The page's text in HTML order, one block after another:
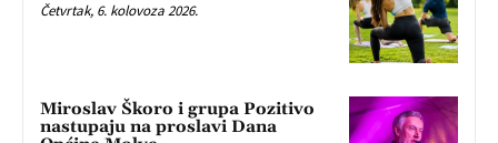
Četvrtak, 6. kolovoza 2026.
Miroslav Škoro i grupa Pozitivo
nastupaju na proslavi Dana